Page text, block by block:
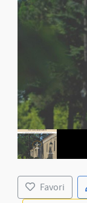
Favori